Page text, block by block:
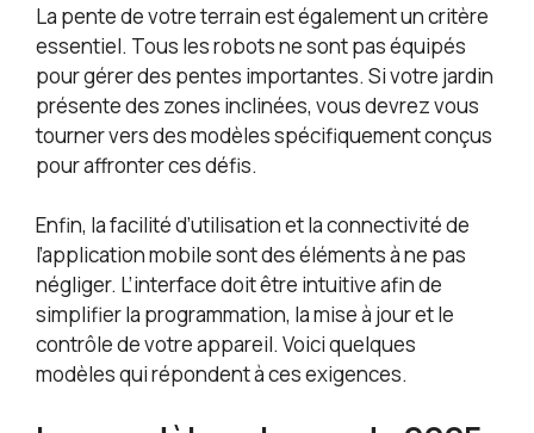
La pente de votre terrain est également un critère
essentiel. Tous les robots ne sont pas équipés
pour gérer des pentes importantes. Si votre jardin
présente des zones inclinées, vous devrez vous
tourner vers des modèles spécifiquement conçus
pour affronter ces défis.
Enfin, la facilité d’utilisation et la connectivité de
l’application mobile sont des éléments à ne pas
négliger. L’interface doit être intuitive afin de
simplifier la programmation, la mise à jour et le
contrôle de votre appareil. Voici quelques
modèles qui répondent à ces exigences.